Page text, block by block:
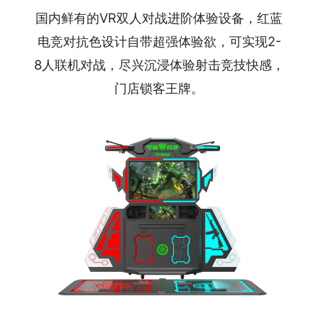
国内鲜有的VR双人对战进阶体验设备，红蓝
电竞对抗色设计自带超强体验欲，可实现2-
8人联机对战，尽兴沉浸体验射击竞技快感，
门店锁客王牌。